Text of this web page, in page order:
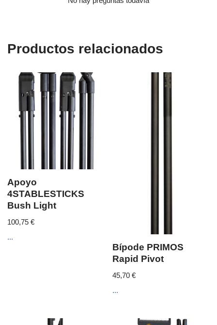
Productos relacionados
Apoyo
4STABLESTICKS
Bush Light
100,75 €
...
Bípode PRIMOS
Rapid Pivot
45,70€
...